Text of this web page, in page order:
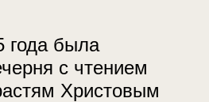
года была
с чтением
Христовым